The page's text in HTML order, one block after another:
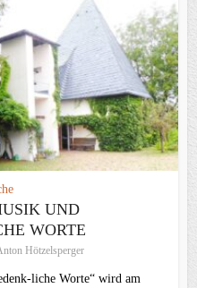
UND
WORTE
Hötzelsperger
liche Worte“ wird am